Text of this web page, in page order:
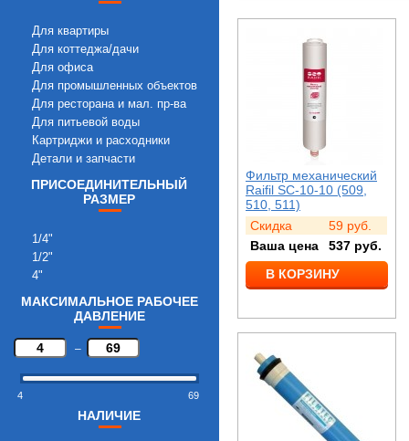
Для квартиры
Для коттеджа/дачи
Для офиса
Для промышленных объектов
Для ресторана и мал. пр-ва
Для питьевой воды
Картриджи и расходники
Детали и запчасти
ПРИСОЕДИНИТЕЛЬНЫЙ
РАЗМЕР
1/4"
1/2"
4"
МАКСИМАЛЬНОЕ РАБОЧЕЕ
ДАВЛЕНИЕ
–
4 69
НАЛИЧИЕ
Фильтр механический
Raifil SC-10-10 (509,
510, 511)
Скидка
59 руб.
Ваша цена
537 руб.
В КОРЗИНУ